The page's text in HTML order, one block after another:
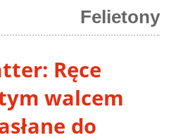
Felietony
Ręce
walcem
do